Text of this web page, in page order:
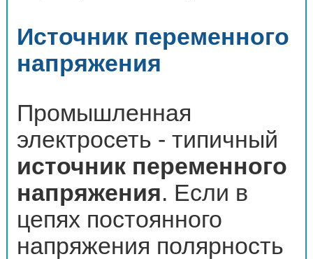
Источник переменного
напряжения
Промышленная
электросеть - типичный
источник переменного
напряжения. Если в
цепях постоянного
напряжения полярность